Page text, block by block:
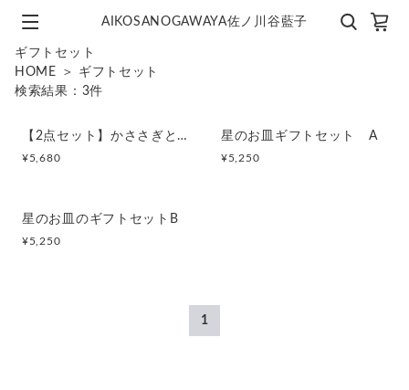
AIKOSANOGAWAYA佐ノ川谷藍子
ギフトセット
HOME ＞ ギフトセット
検索結果： 3件
【2点セット】かささぎと雲の夫婦茶碗
¥5,680
星のお皿ギフトセット A
¥5,250
星のお皿のギフトセットB
¥5,250
1